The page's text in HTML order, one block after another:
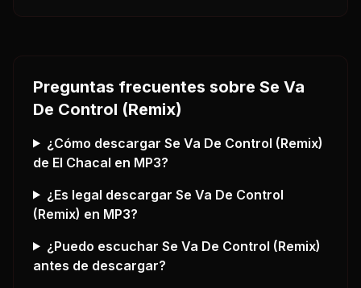
Preguntas frecuentes sobre Se Va
De Control (Remix)
¿Cómo descargar Se Va De Control (Remix)
de El Chacal en MP3?
¿Es legal descargar Se Va De Control
(Remix) en MP3?
¿Puedo escuchar Se Va De Control (Remix)
antes de descargar?